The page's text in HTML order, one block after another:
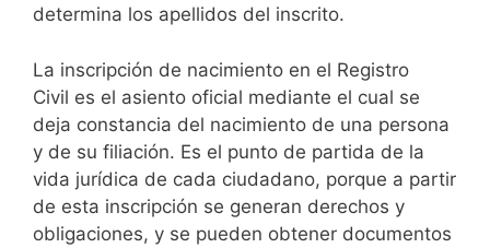
determina los apellidos del inscrito.
La inscripción de nacimiento en el Registro
Civil es el asiento oficial mediante el cual se
deja constancia del nacimiento de una persona
y de su filiación. Es el punto de partida de la
vida jurídica de cada ciudadano, porque a partir
de esta inscripción se generan derechos y
obligaciones, y se pueden obtener documentos